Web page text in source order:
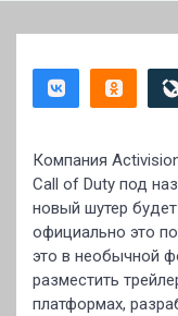
Компания
Call of Duty под
новый шутер
официально это
это в необычной
разместить
платформах,